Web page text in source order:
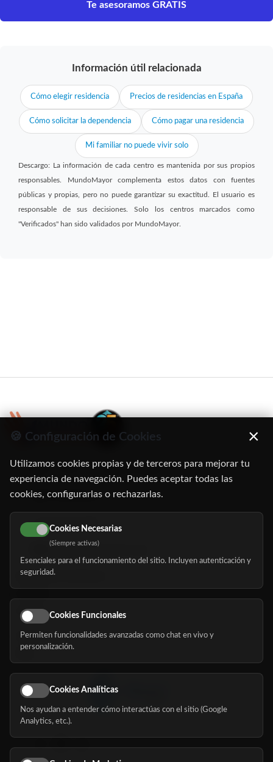
Te asesoramos GRATIS
Información útil relacionada
Cómo elegir residencia Precios de residencias en España
Cómo solicitar la dependencia Cómo pagar una residencia
Mi familiar no puede vivir solo
Descargo: La información de cada centro es mantenida por sus propios
responsables. MundoMayor complementa estos datos con fuentes
públicas y propias, pero no puede garantizar su exactitud. El usuario es
responsable de sus decisiones. Solo los centros marcados como
"Verificados" han sido validados por MundoMayor.
C/ Oruro, 11. 28016 Madrid
91 345 06 26
616 113 103
hola@mundomayor.com
Buscador de residencias
Eventos
Nosotros
Síguenos
🍪 Configuración de Cookies ×
Utilizamos cookies propias y de terceros para mejorar tu
experiencia de navegación. Puedes aceptar todas las
cookies, configurarlas o rechazarlas.
Cookies Necesarias
(Siempre activas)
Esenciales para el funcionamiento del sitio. Incluyen autenticación y
seguridad.
Cookies Funcionales
Permiten funcionalidades avanzadas como chat en vivo y
personalización.
Cookies Analíticas
Nos ayudan a entender cómo interactúas con el sitio (Google
Analytics, etc.).